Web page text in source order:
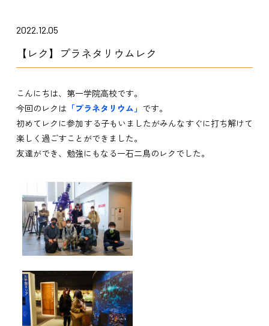
2022.12.05
【レク】プラネタリウムレク
こんにちは、第一学院高校です。
今回のレクは 「プラネタリウム」 です。
初めてレクに参加する子もいましたがみんなすぐに打ち解けて
楽しく過ごすことができました。
友達ができ、勉強にもなる一石二鳥のレクでした。